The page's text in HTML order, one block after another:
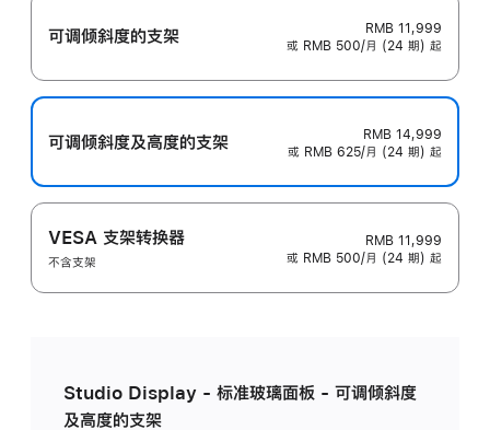
可调倾斜度的支架
RMB 11,999
或 RMB 500/月 (24 期) 起
可调倾斜度及高‍度的支‍架
RMB 14,999
或 RMB 625/月 (24 期) 起
VESA 支架转换器
不含支架
RMB 11,999
或 RMB 500/月 (24 期) 起
Studio Display - 标准玻璃面板 - 可调倾斜度
及高度的支架